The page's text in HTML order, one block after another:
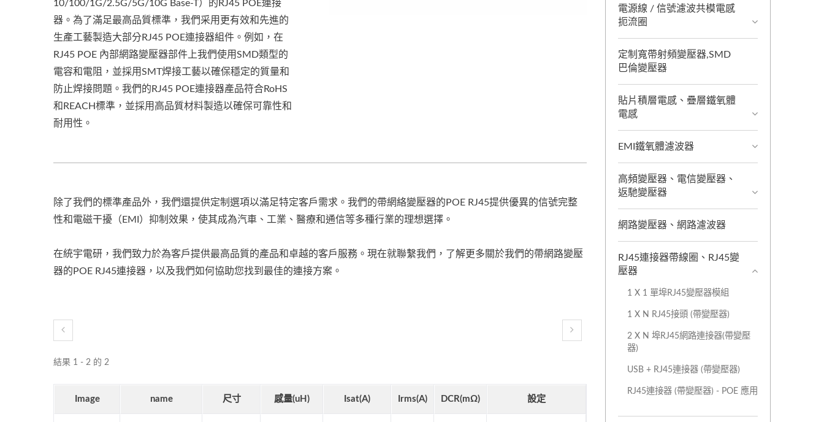
10/100/1G/2.5G/5G/10G Base-T）的RJ45 POE連接
器。為了滿足最高品質標準，我們采用更有效和先進的
生產工藝製造大部分RJ45 POE連接器組件。例如，在
RJ45 POE 內部網路變壓器部件上我們使用SMD類型的
電容和電阻，並採用SMT焊接工藝以確保穩定的質量和
防止焊接問題。我們的RJ45 POE連接器產品符合RoHS
和REACH標準，並採用高品質材料製造以確保可靠性和
耐用性。
除了我們的標準產品外，我們還提供定制選項以滿足特定客戶需求。我們的帶網絡變壓器的POE RJ45提供優異的信號完整
性和電磁干擾（EMI）抑制效果，使其成為汽車、工業、醫療和通信等多種行業的理想選擇。
在統宇電研，我們致力於為客戶提供最高品質的產品和卓越的客戶服務。現在就聯繫我們，了解更多關於我們的帶網路變壓
器的POE RJ45連接器，以及我們如何協助您找到最佳的連接方案。
結果 1 - 2 的 2
Image name 尺寸 感量(uH) Isat(A) Irms(A) DCR(mΩ) 設定
電源線 / 信號濾波共模電感
扼流圈
定制寬帶射頻變壓器,SMD
巴倫變壓器
貼片積層電感、疊層鐵氧體
電感
EMI鐵氧體濾波器
高頻變壓器、電信變壓器、
返馳變壓器
網路變壓器、網路濾波器
RJ45連接器帶線圈、RJ45變
壓器
1 X 1 單埠RJ45變壓器模組
1 X N RJ45接頭 (帶變壓器)
2 X N 埠RJ45網路連接器(帶變壓
器)
USB + RJ45連接器 (帶變壓器)
RJ45連接器 (帶變壓器) - POE 應用